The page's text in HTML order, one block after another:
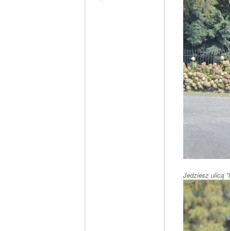
Jedziesz ulicą